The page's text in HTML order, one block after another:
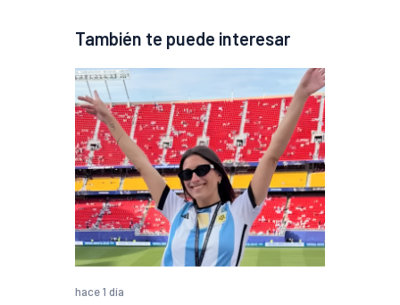
También te puede interesar
hace 1 día